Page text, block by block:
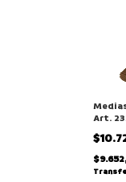
Art.